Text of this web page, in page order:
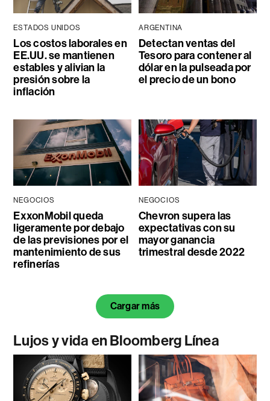
ESTADOS UNIDOS
Los costos laborales en
EE.UU. se mantienen
estables y alivian la
presión sobre la
inflación
ARGENTINA
Detectan ventas del
Tesoro para contener al
dólar en la pulseada por
el precio de un bono
NEGOCIOS
ExxonMobil queda
ligeramente por debajo
de las previsiones por el
mantenimiento de sus
refinerías
NEGOCIOS
Chevron supera las
expectativas con su
mayor ganancia
trimestral desde 2022
Cargar más
Lujos y vida en Bloomberg Línea